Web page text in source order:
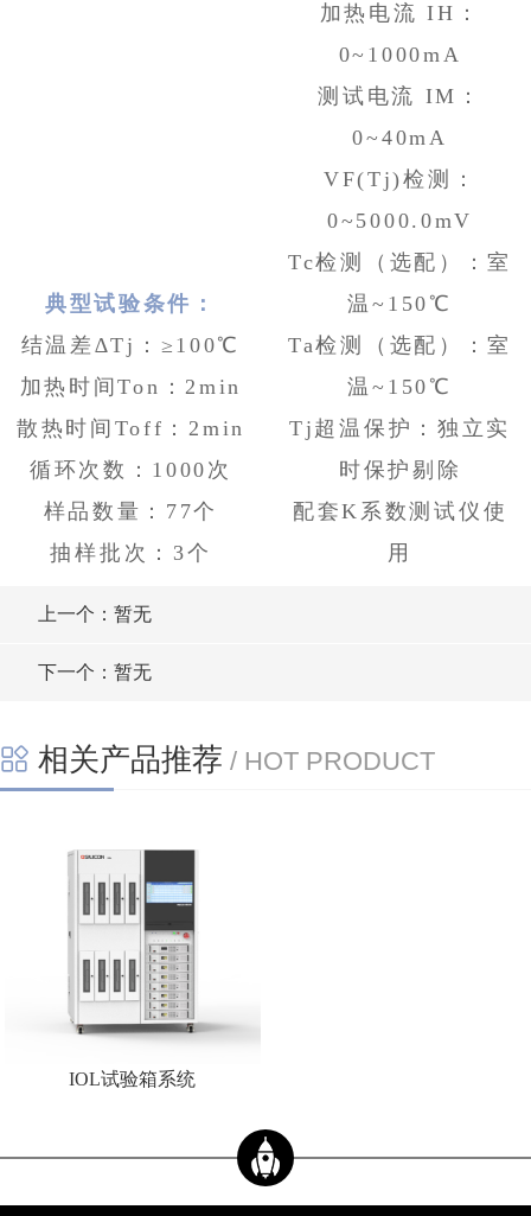
典型试验条件：
结温差∆Tj：≥100℃
加热时间Ton：2min
散热时间Toff：2min
循环次数：1000次
样品数量：77个
抽样批次：3个
加热电流 IH：
0~1000mA
测试电流 IM：
0~40mA
VF(Tj)检测：
0~5000.0mV
Tc检测（选配）：室
温~150℃
Ta检测（选配）：室
温~150℃
Tj超温保护：独立实
时保护剔除
配套K系数测试仪使
用
上一个：暂无
下一个：暂无
相关产品推荐 / HOT PRODUCT
IOL试验箱系统